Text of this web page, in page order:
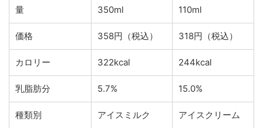
量 350ml 110ml
価格 358円（税込） 318円（税込）
カロリー 322kcal 244kcal
乳脂肪分 5.7% 15.0%
種類別 アイスミルク アイスクリーム